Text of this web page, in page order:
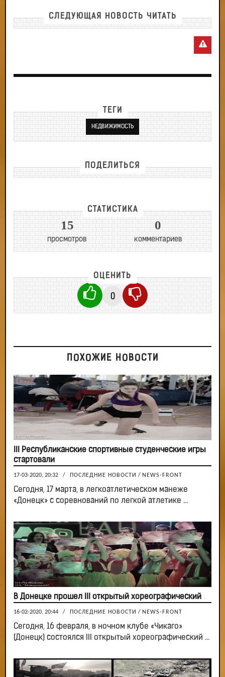
СЛЕДУЮЩАЯ НОВОСТЬ ЧИТАТЬ
ТЕГИ
НЕДВИЖИМОСТЬ
ПОДЕЛИТЬСЯ
СТАТИСТИКА
15
просмотров
0
комментариев
ОЦЕНИТЬ
0
ПОХОЖИЕ НОВОСТИ
III Республиканские спортивные студенческие игры
стартовали
17-03-2020, 20:32 / ПОСЛЕДНИЕ НОВОСТИ / NEWS-FRONT
Сегодня, 17 марта, в легкоатлетическом манеже
«Донецк» с соревнований по легкой атлетике ...
В Донецке прошел III открытый хореографический
16-02-2020, 20:44 / ПОСЛЕДНИЕ НОВОСТИ / NEWS-FRONT
Сегодня, 16 февраля, в ночном клубе «Чикаго»
(Донецк) состоялся III открытый хореографический ...